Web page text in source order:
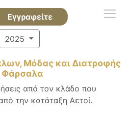
Εγγραφείτε
2025
Μόδας και Διατροφής
Φάρσαλα
από τον κλάδο που
την κατάταξη Αετοί.